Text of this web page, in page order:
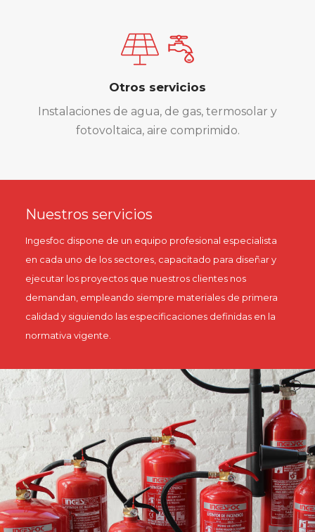
Otros servicios
Instalaciones de agua, de gas, termosolar y
fotovoltaica, aire comprimido.
Nuestros servicios
Ingesfoc dispone de un equipo profesional especialista
en cada uno de los sectores, capacitado para diseñar y
ejecutar los proyectos que nuestros clientes nos
demandan, empleando siempre materiales de primera
calidad y siguiendo las especificaciones definidas en la
normativa vigente.